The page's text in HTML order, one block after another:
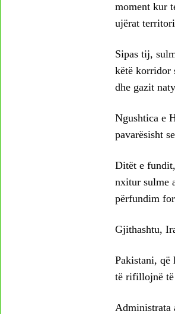
moment kur
ujërat
Sipas tij,
këtë korridor
dhe gazit
Ngushtica e
pavarësisht
Ditët e
nxitur sulme
përfundim
Gjithashtu,
Pakistani, që
të rifillojnë të
Administrata